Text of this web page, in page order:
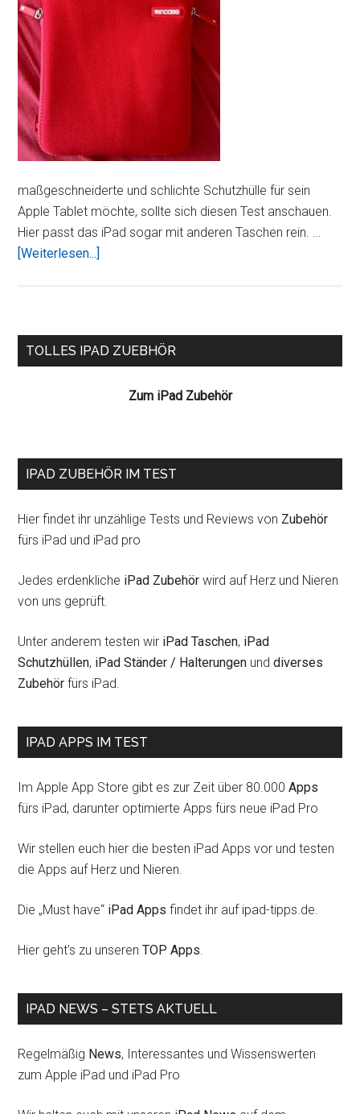
maßgeschneiderte und schlichte Schutzhülle für sein
Apple Tablet möchte, sollte sich diesen Test anschauen.
Hier passt das iPad sogar mit anderen Taschen rein. …
[Weiterlesen...]
Dehnbare
Schutzhülle
2
Seitenspalte
TOLLES IPAD ZUEBHÖR
Zum iPad Zubehör
IPAD ZUBEHÖR IM TEST
Hier findet ihr unzählige Tests und Reviews von Zubehör
fürs iPad und iPad pro
Jedes erdenkliche iPad Zubehör wird auf Herz und Nieren
von uns geprüft.
Unter anderem testen wir iPad Taschen, iPad
Schutzhüllen, iPad Ständer / Halterungen unddiverses
Zubehör fürs iPad.
IPAD APPS IM TEST
Im Apple App Store gibt es zur Zeit über 80.000Apps
fürs iPad, darunter optimierte Apps fürs neue iPad Pro
Wir stellen euch hier die besten iPad Apps vor und testen
die Apps auf Herz und Nieren.
Die „Must have“ iPad Apps findet ihr auf ipad-tipps.de.
Hier geht's zu unserenTOP Apps.
IPAD NEWS – STETS AKTUELL
Regelmäßig News, Interessantes und Wissenswerten
zum Apple iPad und iPad Pro